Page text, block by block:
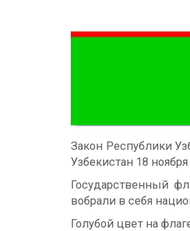
Закон Республики
Узбекистан 18 ноября
Государственный
вобрали в себя
Голубой цвет на